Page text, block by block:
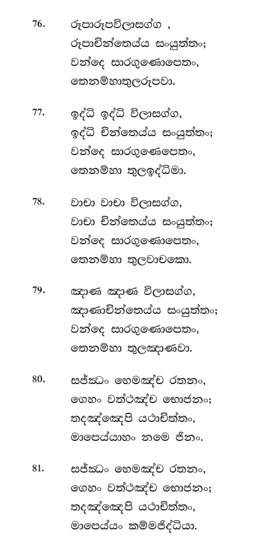
76. රූපාරූපවිලාසග්ග ,
රූපාචින්තෙය්ය සංයුත්තං;
වන්දෙ සාරගුණොපෙතං,
තෙනම්හාතුලරූපවා.
77. ඉද්ධි ඉද්ධි විලාසග්ග,
ඉද්ධි චින්තෙය්ය සංයුත්තං;
වන්දෙ සාරගුණෙපෙතං,
තෙනම්හා තුලඉද්ධිමා.
78.
වාචා වාචා විලාසග්ග,
වාචා චින්තෙය්ය සංයුත්තං;
වන්දෙ සාරගුණොපෙතං,
තෙනම්හා තුලවාචකො.
79. ඤාණ ඤාණ විලාසග්ග,
ඤාණාචින්තෙය්ය සංයුත්තං;
වන්දෙ සාරගුණොපෙතං,
තෙනම්හා තුලඤාණවා.
80.
සජ්ඣං හෙමඤ්ච රතනං,
ගෙහං වත්ථඤ්ච භොජනං;
තදඤ්ඤෙපි යථාචිත්තං,
මාපෙය්යාහං නමෙ ජිනං.
81.
සජ්ඣං හෙමඤ්ච රතනං,
ගෙහං වත්ථඤ්ච භොජනං;
තදඤ්ඤෙපි යථාචිත්තං,
මාපෙය්යං කම්මජිද්ධියා.